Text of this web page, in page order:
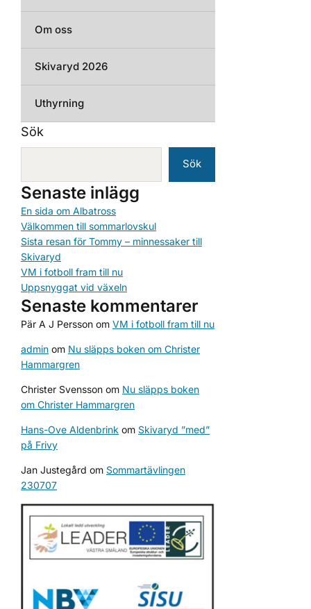
Om oss
Skivaryd 2026
Uthyrning
Sök
Sök
Senaste inlägg
En sida om Albatross
Välkommen till sommarlovskul
Sista resan för Tommy – minnessaker till
Skivaryd
VM i fotboll fram till nu
Uppsnyggat vid växeln
Senaste kommentarer
Pär A J Persson om VM i fotboll fram till nu
admin om Nu släpps boken om Christer
Hammargren
Christer Svensson om Nu släpps boken
om Christer Hammargren
Hans-Ove Aldenbrink om Skivaryd ”med”
på Frivy
Jan Justegård om Sommartävlingen
230707